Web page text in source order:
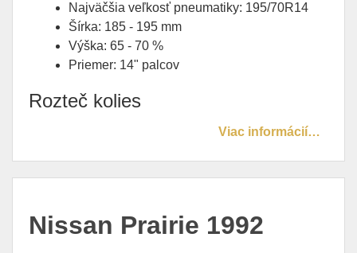
Najväčšia veľkosť pneumatiky: 195/70R14
Šírka: 185 - 195 mm
Výška: 65 - 70 %
Priemer: 14" palcov
Rozteč kolies
Viac informácií…
Nissan Prairie 1992